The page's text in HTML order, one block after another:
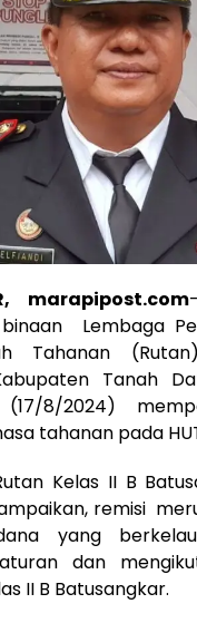
marapipost.com
Lembaga
Tahanan
Tanah
8/2024)
tahanan pada
Kelas II B
remisi
yang
dan
II B Batusangkar.